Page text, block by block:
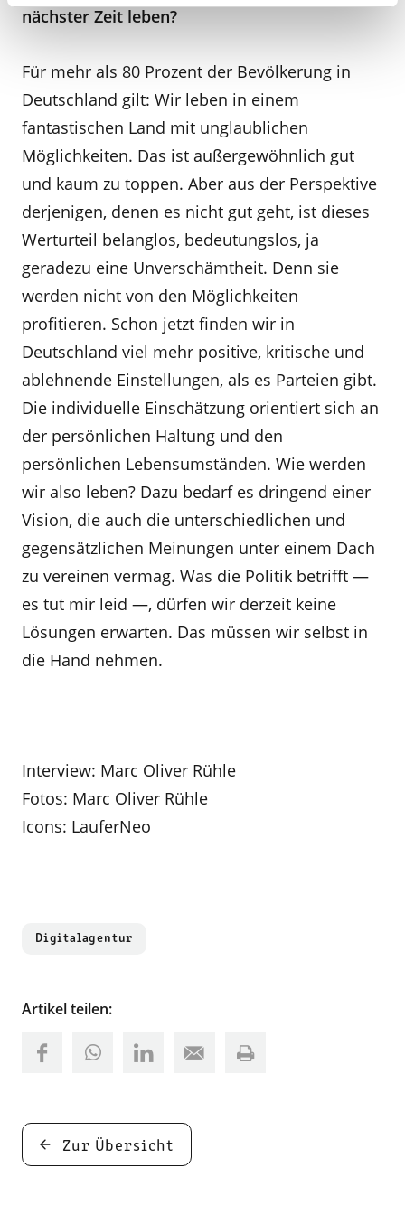
nächster Zeit leben?
Für mehr als 80 Prozent der Bevölkerung in
Deutschland gilt: Wir leben in einem
fantastischen Land mit unglaublichen
Möglichkeiten. Das ist außergewöhnlich gut
und kaum zu toppen. Aber aus der Perspektive
derjenigen, denen es nicht gut geht, ist dieses
Werturteil belanglos, bedeutungslos, ja
geradezu eine Unverschämtheit. Denn sie
werden nicht von den Möglichkeiten
profitieren. Schon jetzt finden wir in
Deutschland viel mehr positive, kritische und
ablehnende Einstellungen, als es Parteien gibt.
Die individuelle Einschätzung orientiert sich an
der persönlichen Haltung und den
persönlichen Lebensumständen. Wie werden
wir also leben? Dazu bedarf es dringend einer
Vision, die auch die unterschiedlichen und
gegensätzlichen Meinungen unter einem Dach
zu vereinen vermag. Was die Politik betrifft —
es tut mir leid —, dürfen wir derzeit keine
Lösungen erwarten. Das müssen wir selbst in
die Hand nehmen.
Interview: Marc Oliver Rühle
Fotos: Marc Oliver Rühle
Icons: LauferNeo
Digitalagentur
Artikel teilen:
Zur Übersicht